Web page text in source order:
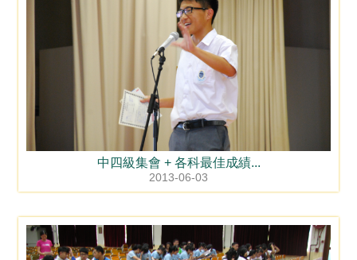
中四級集會 + 各科最佳成績...
2013-06-03